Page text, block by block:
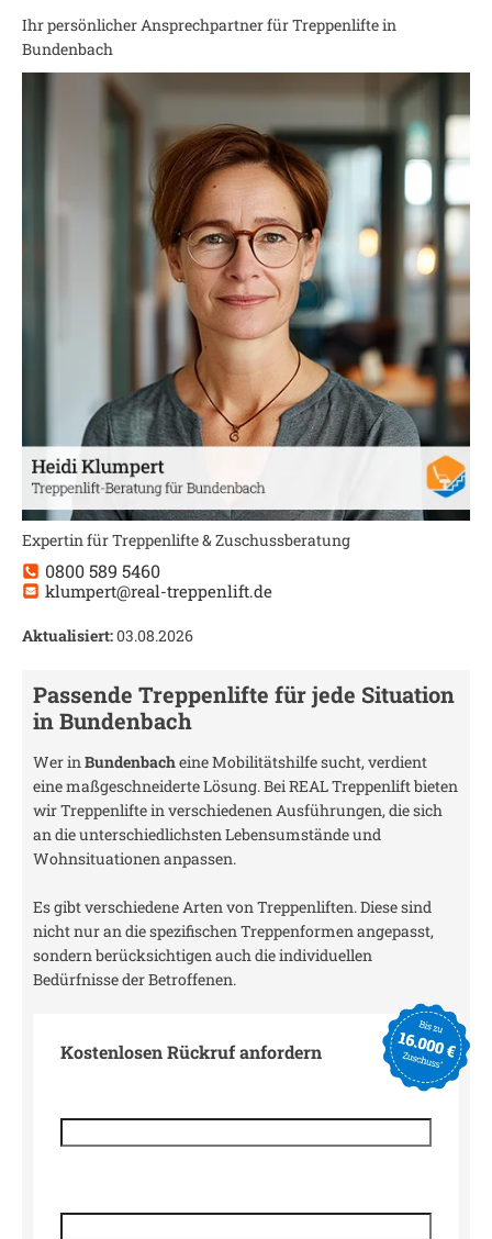
Ihr persönlicher Ansprechpartner für Treppenlifte in
Bundenbach
Expertin für Treppenlifte & Zuschussberatung
0800 589 5460
klumpert@real-treppenlift.de
Aktualisiert:03.08.2026
Passende Treppenlifte für jede Situation
inBundenbach
Wer inBundenbacheine Mobilitätshilfe sucht, verdient
eine maßgeschneiderte Lösung. Bei REAL Treppenlift bieten
wir Treppenlifte in verschiedenen Ausführungen, die sich
an die unterschiedlichsten Lebensumstände und
Wohnsituationen anpassen.
Es gibt verschiedene Arten von Treppenliften. Diese sind
nicht nur an die spezifischen Treppenformen angepasst,
sondern berücksichtigen auch die individuellen
Bedürfnisse der Betroffenen.
Kostenlosen Rückruf anfordern